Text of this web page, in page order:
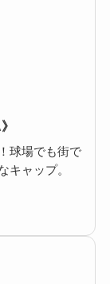
球場でも街で
キャップ。